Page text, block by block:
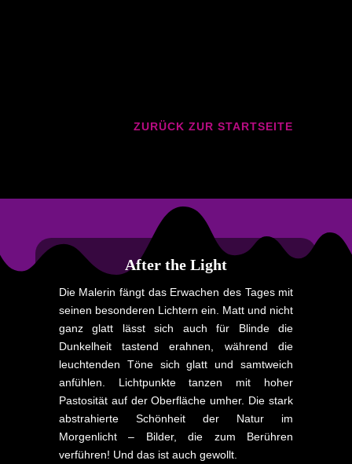
ZURÜCK ZUR STARTSEITE
After the Light
Die Malerin fängt das Erwachen des Tages mit
seinen besonderen Lichtern ein. Matt und nicht
ganz glatt lässt sich auch für Blinde die
Dunkelheit tastend erahnen, während die
leuchtenden Töne sich glatt und samtweich
anfühlen. Lichtpunkte tanzen mit hoher
Pastosität auf der Oberfläche umher. Die stark
abstrahierte Schönheit der Natur im
Morgenlicht – Bilder, die zum Berühren
verführen! Und das ist auch gewollt.